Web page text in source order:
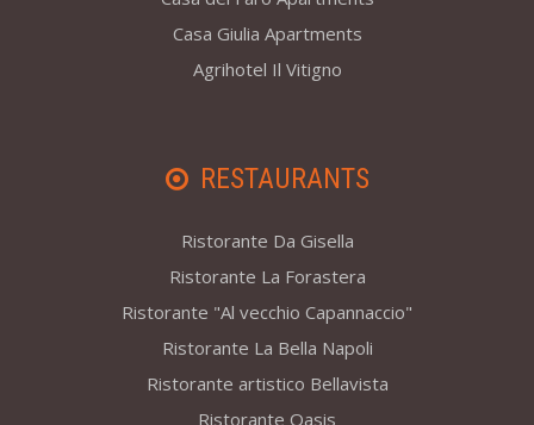
Casa Giulia Apartments
Agrihotel Il Vitigno
RESTAURANTS
Ristorante Da Gisella
Ristorante La Forastera
Ristorante "Al vecchio Capannaccio"
Ristorante La Bella Napoli
Ristorante artistico Bellavista
Ristorante Oasis